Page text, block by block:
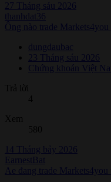
27 Tháng sáu 2026
thanhdat36
Ông nào trade
dungdaubac
23 Tháng sáu 2026
Chứng khoán Việt
Trả lời
4
Xem
580
14 Tháng bảy 2026
EarnestBat
Ae đang trade